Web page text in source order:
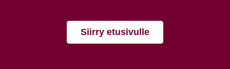
Siirry etusivulle